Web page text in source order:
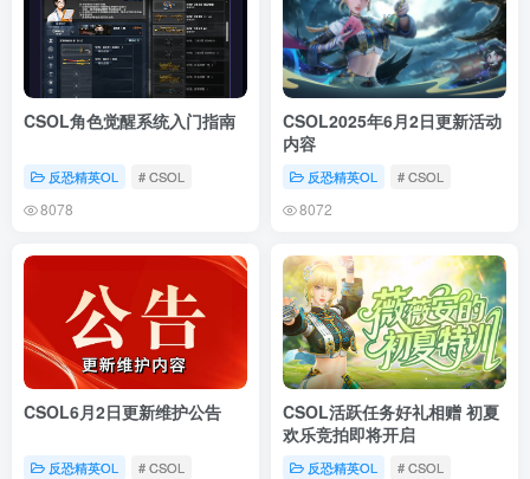
CSOL角色觉醒系统入门指南
反恐精英OL # CSOL
8078
CSOL2025年6月2日更新活动
内容
反恐精英OL # CSOL
8072
CSOL6月2日更新维护公告
反恐精英OL # CSOL
CSOL活跃任务好礼相赠 初夏
欢乐竞拍即将开启
反恐精英OL # CSOL